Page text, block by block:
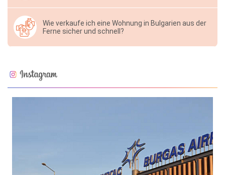
Wie verkaufe ich eine Wohnung in Bulgarien aus der
Ferne sicher und schnell?